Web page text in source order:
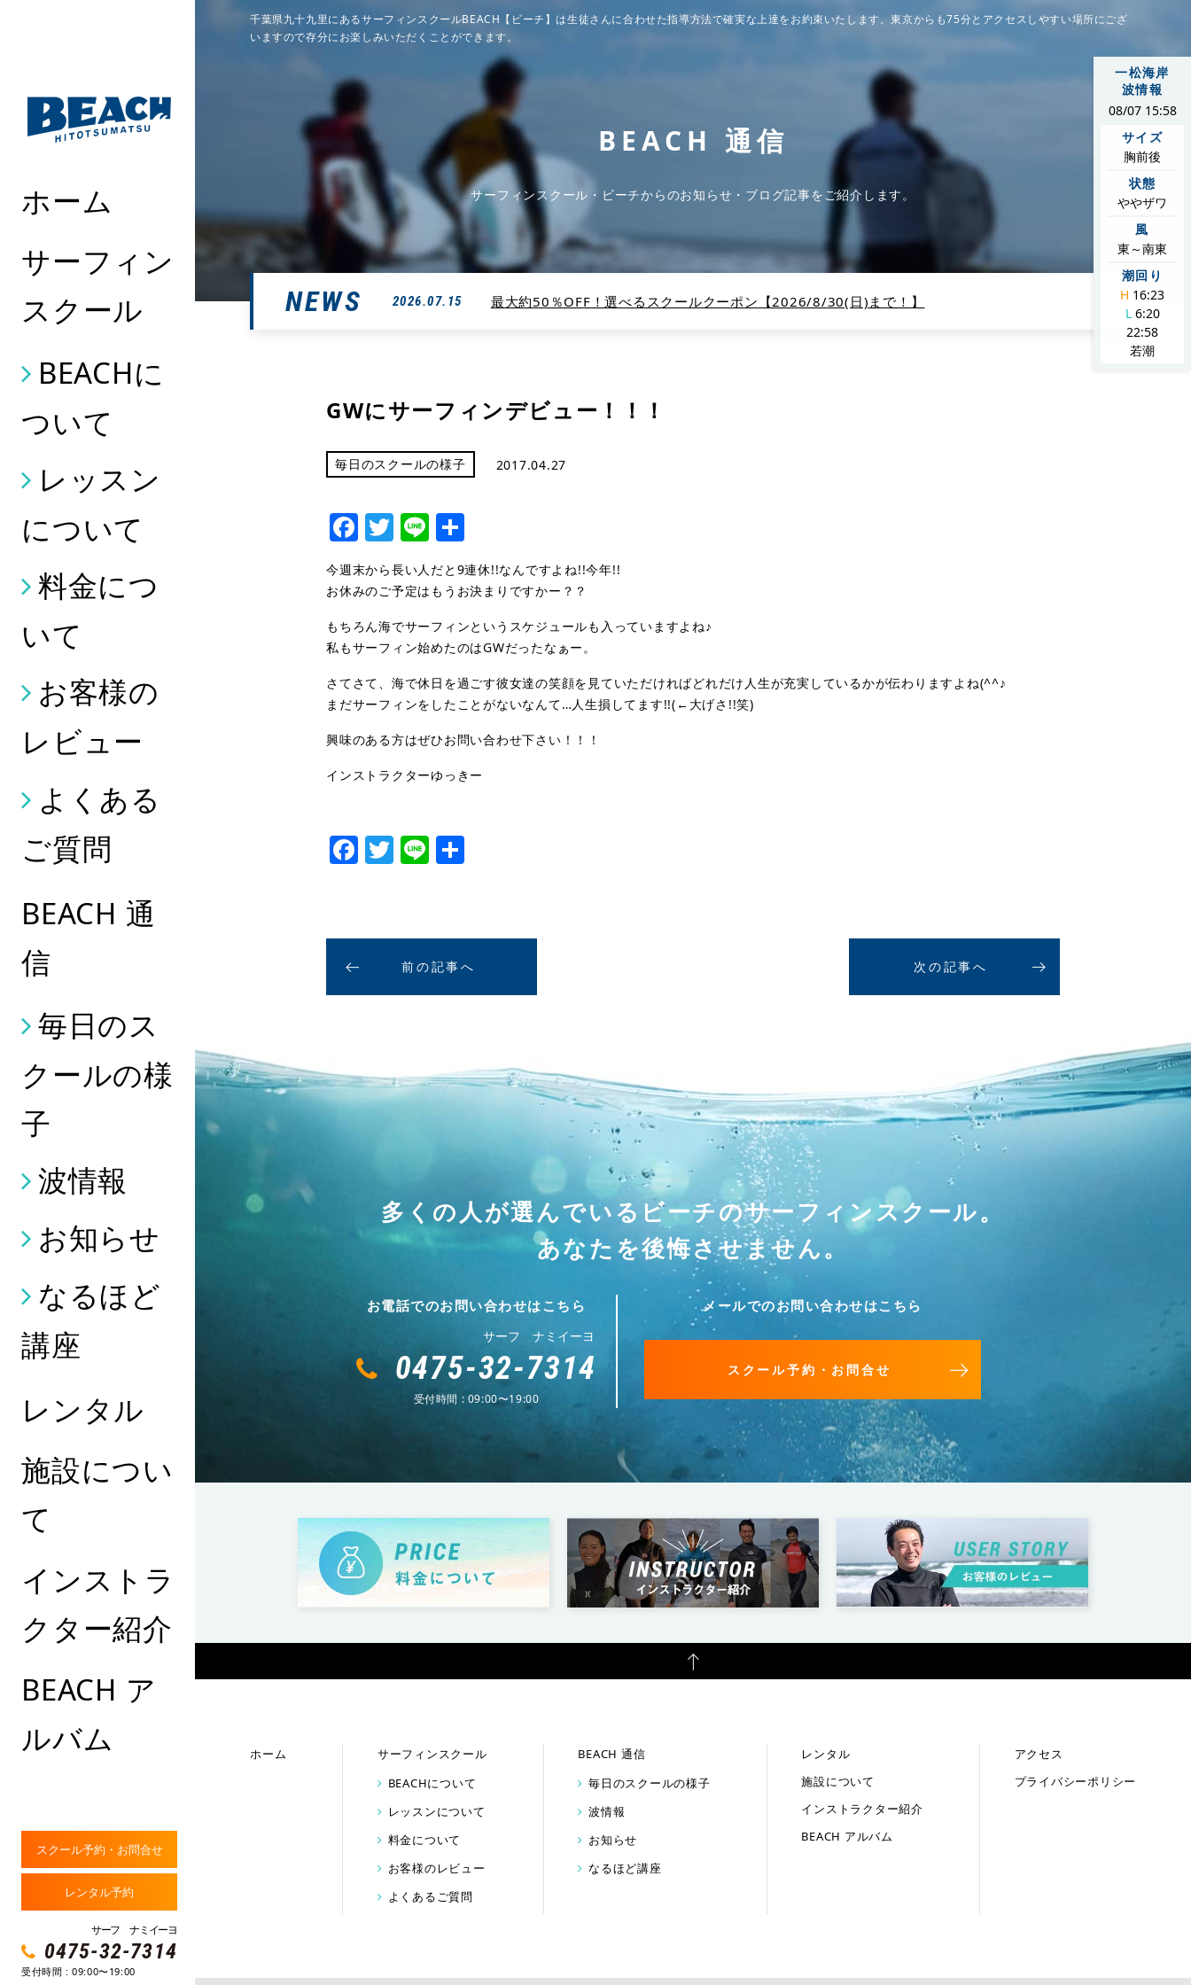
ホーム
サーフィン
スクール
BEACHに
ついて
レッスン
について
料金につ
いて
お客様の
レビュー
よくある
ご質問
BEACH 通
信
毎日のス
クールの様
子
波情報
お知らせ
なるほど
講座
レンタル
施設につい
て
インストラ
クター紹介
BEACH ア
ルバム
スクール予約・お問合せ
レンタル予約
サーフ ナミイーヨ
0475-32-7314
受付時間 : 09:00〜19:00
一松海岸
波情報
08/07 15:58
サイズ
胸前後
状態
ややザワ
風
東～南東
潮回り
H 16:23
L6:20
22:58
若潮
千葉県九十九里にあるサーフィンスクールBEACH【ビーチ】は生徒さんに合わせた指導方法で確実な上達をお約束いたします。東京からも75分とアクセスしやすい場所にござ
いますので存分にお楽しみいただくことができます。
BEACH 通信
サーフィンスクール・ビーチからのお知らせ・ブログ記事をご紹介します。
NEWS 2026.07.15 最大約50％OFF！選べるスクールクーポン【2026/8/30(日)まで！】
GWにサーフィンデビュー！！！
毎日のスクールの様子 2017.04.27
Facebook
Twitter
Line
有
今週末から長い人だと9連休!!なんですよね!!今年!!
お休みのご予定はもうお決まりですかー？？
もちろん海でサーフィンというスケジュールも入っていますよね♪
私もサーフィン始めたのはGWだったなぁー。
さてさて、海で休日を過ごす彼女達の笑顔を見ていただければどれだけ人生が充実しているかが伝わりますよね(^^♪
まだサーフィンをしたことがないなんて…人生損してます!!(←大げさ!!笑)
興味のある方はぜひお問い合わせ下さい！！！
インストラクターゆっきー
Facebook
Twitter
Line
前の記事へ 次の記事へ
多くの人が選んでいるビーチのサーフィンスクール。
あなたを後悔させません。
お電話でのお問い合わせはこちら
サーフ ナミイーヨ
0475-32-7314
受付時間 : 09:00〜19:00
メールでのお問い合わせはこちら
スクール予約・お問合せ
ホーム
サーフィンスクール
BEACHについて
レッスンについて
料金について
お客様のレビュー
よくあるご質問
BEACH 通信
毎日のスクールの様子
波情報
お知らせ
なるほど講座
レンタル
施設について
インストラクター紹介
BEACH アルバム
アクセス
プライバシーポリシー